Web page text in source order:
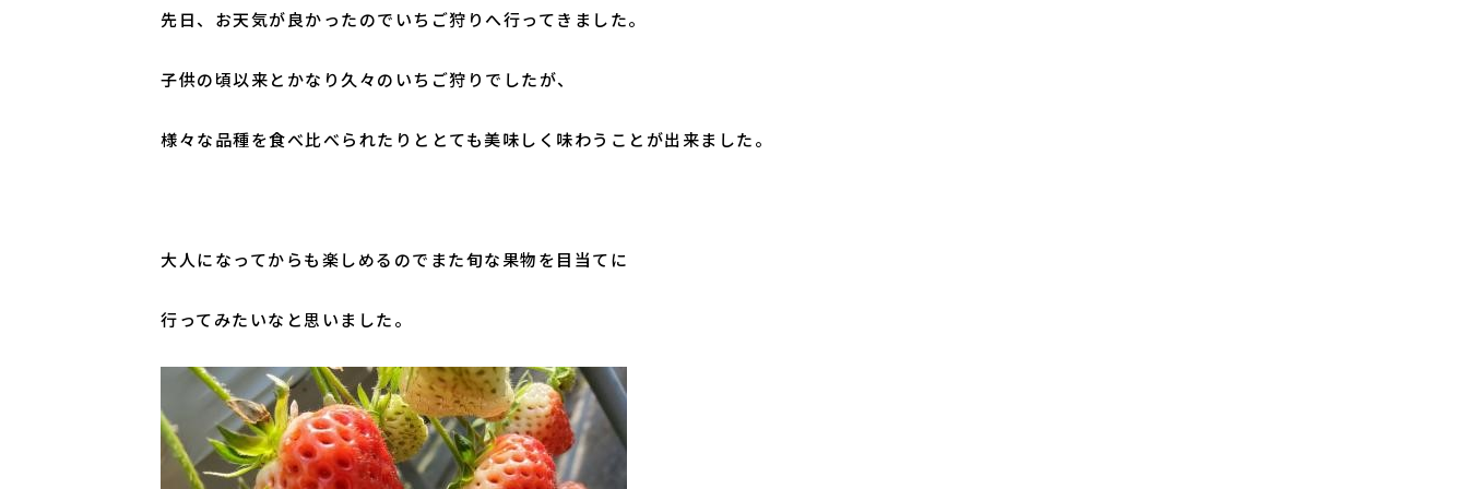
先日、お天気が良かったのでいちご狩りへ行ってきました。
子供の頃以来とかなり久々のいちご狩りでしたが、
様々な品種を食べ比べられたりととても美味しく味わうことが出来ました。
大人になってからも楽しめるのでまた旬な果物を目当てに
行ってみたいなと思いました。